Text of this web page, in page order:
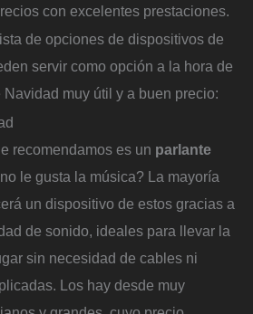
con excelentes prestaciones.
de opciones de dispositivos de
servir como opción a la hora de
muy útil y a buen precio:
recomendamos es un parlante
le gusta la música? La mayoría
un dispositivo de estos gracias a
de sonido, ideales para llevar la
sin necesidad de cables ni
Los hay desde muy